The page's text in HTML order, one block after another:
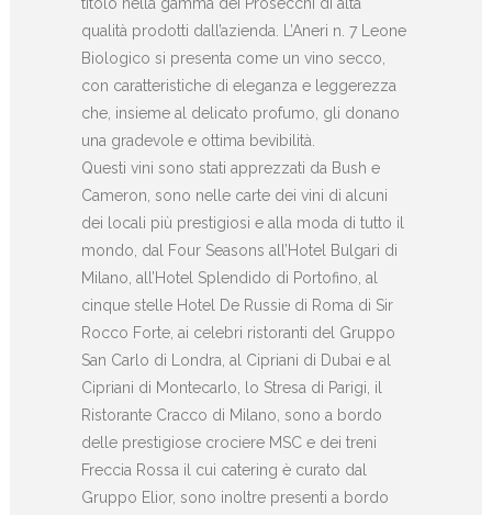
titolo nella gamma dei Prosecchi di altà
qualità prodotti dall’azienda. L’Aneri n. 7 Leone
Biologico si presenta come un vino secco,
con caratteristiche di eleganza e leggerezza
che, insieme al delicato profumo, gli donano
una gradevole e ottima bevibilità.
Questi vini sono stati apprezzati da Bush e
Cameron, sono nelle carte dei vini di alcuni
dei locali più prestigiosi e alla moda di tutto il
mondo, dal Four Seasons all’Hotel Bulgari di
Milano, all’Hotel Splendido di Portofino, al
cinque stelle Hotel De Russie di Roma di Sir
Rocco Forte, ai celebri ristoranti del Gruppo
San Carlo di Londra, al Cipriani di Dubai e al
Cipriani di Montecarlo, lo Stresa di Parigi, il
Ristorante Cracco di Milano, sono a bordo
delle prestigiose crociere MSC e dei treni
Freccia Rossa il cui catering è curato dal
Gruppo Elior, sono inoltre presenti a bordo